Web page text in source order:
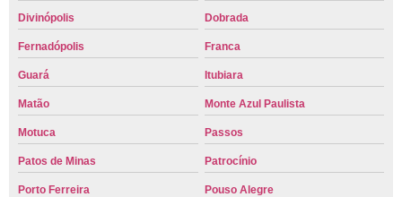
Divinópolis Dobrada
Fernadópolis Franca
Guará Itubiara
Matão Monte Azul Paulista
Motuca Passos
Patos de Minas Patrocínio
Porto Ferreira Pouso Alegre